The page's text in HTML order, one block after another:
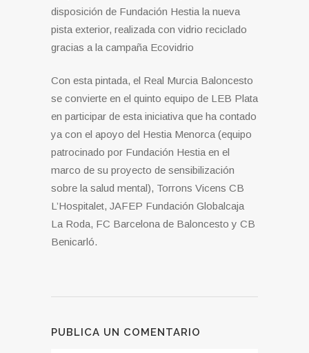
disposición de Fundación Hestia la nueva
pista exterior, realizada con vidrio reciclado
gracias a la campaña Ecovidrio
Con esta pintada, el Real Murcia Baloncesto
se convierte en el quinto equipo de LEB Plata
en participar de esta iniciativa que ha contado
ya con el apoyo del Hestia Menorca (equipo
patrocinado por Fundación Hestia en el
marco de su proyecto de sensibilización
sobre la salud mental), Torrons Vicens CB
L’Hospitalet, JAFEP Fundación Globalcaja
La Roda, FC Barcelona de Baloncesto y CB
Benicarló.
PUBLICA UN COMENTARIO